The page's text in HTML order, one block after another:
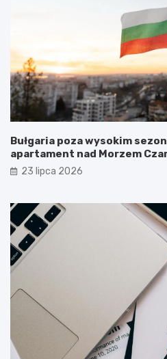
Bułgaria poza wysokim
apartament nad Morzem
latem?
23 lipca 2026